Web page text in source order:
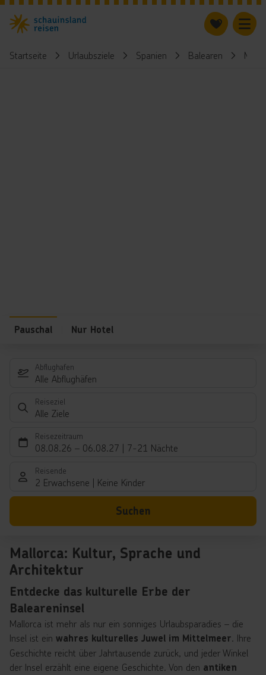
Startseite Urlaubsziele Spanien Balearen
Pauschal Nur Hotel
Abflughafen
Alle Abflughäfen
Reiseziel
Alle Ziele
Reisezeitraum
08.08.26 – 06.08.27 7-21 Nächte
Reisende
2 Erwachsene Keine Kinder
Suchen
Mallorca: Kultur, Sprache und
Architektur
Entdecke das kulturelle Erbe der
Baleareninsel
Mallorca ist mehr als nur ein sonniges Urlaubsparadies – die
Insel ist ein wahres kulturelles Juwel im Mittelmeer. Ihre
Geschichte reicht über Jahrtausende zurück, und jeder Winkel
der Insel erzählt eine eigene Geschichte. Von den antiken